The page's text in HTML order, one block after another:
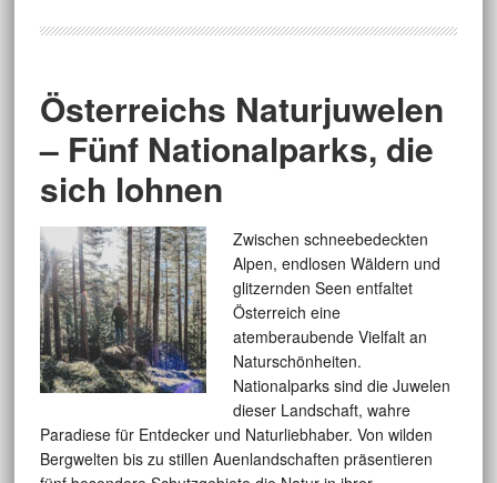
Österreichs Naturjuwelen
– Fünf Nationalparks, die
sich lohnen
Zwischen schneebedeckten
Alpen, endlosen Wäldern und
glitzernden Seen entfaltet
Österreich eine
atemberaubende Vielfalt an
Naturschönheiten.
Nationalparks sind die Juwelen
dieser Landschaft, wahre
Paradiese für Entdecker und Naturliebhaber. Von wilden
Bergwelten bis zu stillen Auenlandschaften präsentieren